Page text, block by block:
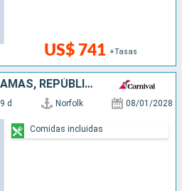
US$ 741 +Tasas
ESTADOS UNIDOS, BAHAMAS, REPÚBLICA DOMINICANA
9 d Norfolk 08/01/2028
Comidas incluidas